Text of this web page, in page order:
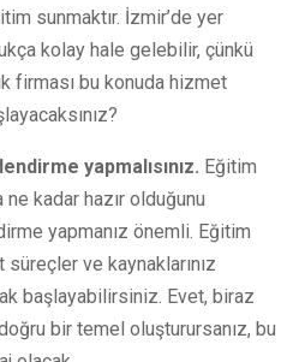
sunmaktır. İzmir’de yer
kolay hale gelebilir, çünkü
firması bu konuda hizmet
yapmalısınız. Eğitim
kadar hazır olduğunu
yapmanız önemli. Eğitim
ve kaynaklarınız
başlayabilirsiniz. Evet, biraz
bir temel oluşturursanız, bu